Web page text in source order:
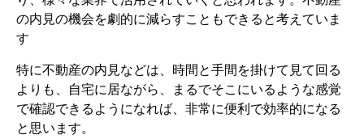
の内見の機会を劇的に減らすこともできると考えていま
す
特に不動産の内見などは、時間と手間を掛けて見て回る
よりも、自宅に居ながら、まるでそこにいるような感覚
で確認できるようになれば、非常に便利で効率的になる
と思います。